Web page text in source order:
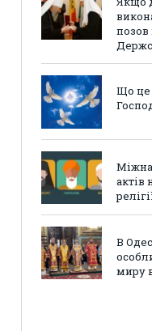
позов
Що це
актів
В
миру